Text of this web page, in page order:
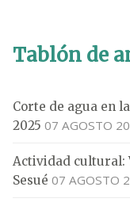
Tablón de
Corte de agua en
2025 07 AGOSTO
Actividad cultural:
Sesué 07 AGOSTO